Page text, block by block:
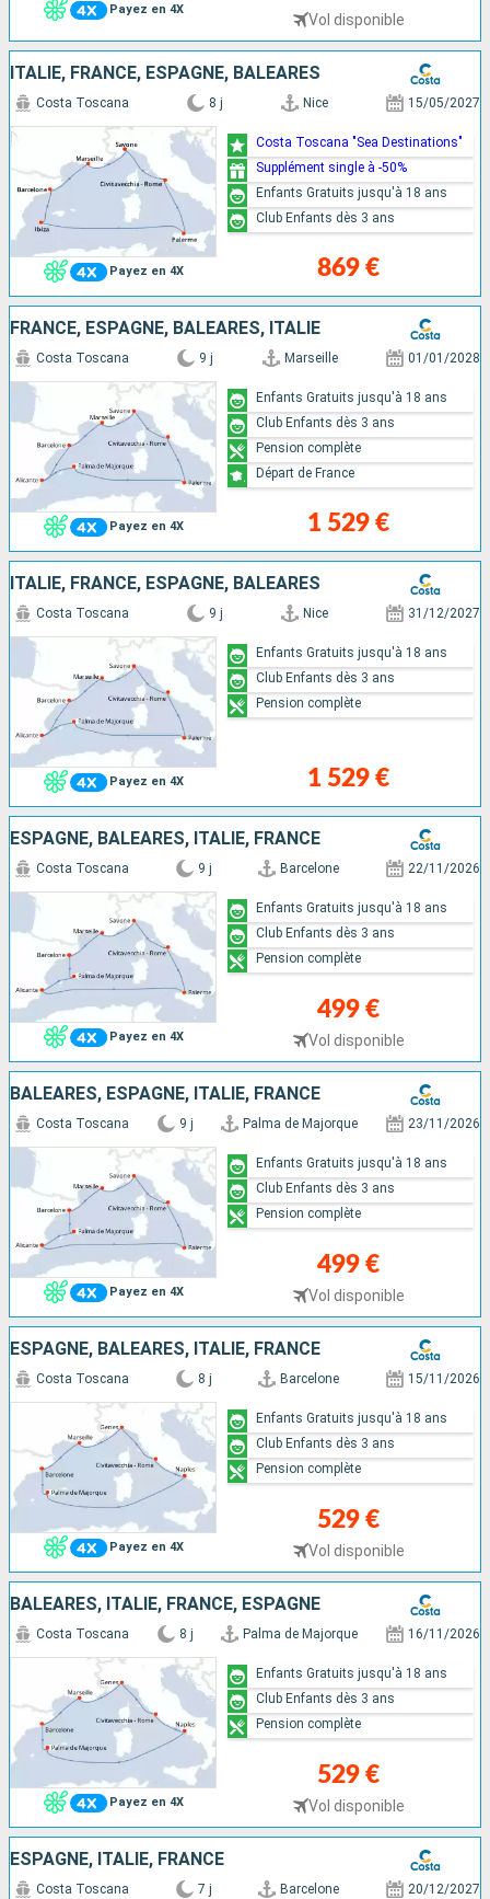
Payez en 4X
Vol disponible
ITALIE, FRANCE, ESPAGNE, BALÉARES
Payez en 4X
Costa Toscana 8 j Nice 15/05/2027
869 €
Costa Toscana "Sea Destinations"
Supplément single à -50%
Enfants Gratuits jusqu'à 18 ans
Club Enfants dès 3 ans
FRANCE, ESPAGNE, BALÉARES, ITALIE
Payez en 4X
Costa Toscana 9 j Marseille 01/01/2028
1 529 €
Enfants Gratuits jusqu'à 18 ans
Club Enfants dès 3 ans
Pension complète
Départ de France
ITALIE, FRANCE, ESPAGNE, BALÉARES
Payez en 4X
Costa Toscana 9 j Nice 31/12/2027
1 529 €
Enfants Gratuits jusqu'à 18 ans
Club Enfants dès 3 ans
Pension complète
ESPAGNE, BALÉARES, ITALIE, FRANCE
Payez en 4X
Costa Toscana 9 j Barcelone 22/11/2026
499 €
Vol disponible
Enfants Gratuits jusqu'à 18 ans
Club Enfants dès 3 ans
Pension complète
BALÉARES, ESPAGNE, ITALIE, FRANCE
Payez en 4X
Costa Toscana 9 j Palma de Majorque 23/11/2026
499 €
Vol disponible
Enfants Gratuits jusqu'à 18 ans
Club Enfants dès 3 ans
Pension complète
ESPAGNE, BALÉARES, ITALIE, FRANCE
Payez en 4X
Costa Toscana 8 j Barcelone 15/11/2026
529 €
Vol disponible
Enfants Gratuits jusqu'à 18 ans
Club Enfants dès 3 ans
Pension complète
BALÉARES, ITALIE, FRANCE, ESPAGNE
Payez en 4X
Costa Toscana 8 j Palma de Majorque 16/11/2026
529 €
Vol disponible
Enfants Gratuits jusqu'à 18 ans
Club Enfants dès 3 ans
Pension complète
ESPAGNE, ITALIE, FRANCE
Costa Toscana 7 j Barcelone 20/12/2027